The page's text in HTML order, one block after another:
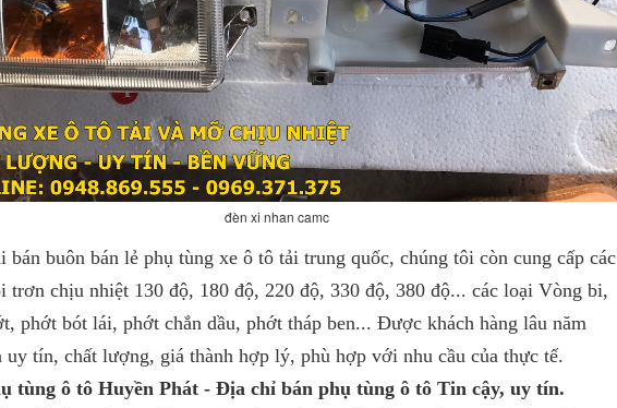
đèn xi nhan camc
buôn bán lẻ phụ tùng xe ô tô tải trung quốc, chúng tôi còn cung cấp các
trơn chịu nhiệt 130 độ, 180 độ, 220 độ, 330 độ, 380 độ... các loại Vòng bi,
phớt bót lái, phớt chắn dầu, phớt tháp ben... Được khách hàng lâu năm
uy tín, chất lượng, giá thành hợp lý, phù hợp với nhu cầu của thực tế.
tùng ô tô Huyền Phát - Địa chỉ bán phụ tùng ô tô Tin cậy, uy tín.